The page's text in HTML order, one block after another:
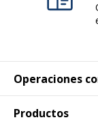
Operaciones
Productos